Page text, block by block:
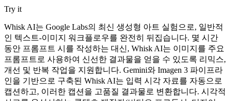
Try it
Whisk AI는 Google Labs의 최신 생성형 아트 실험으로, 일반적
인 텍스트-이미지 워크플로우를 완전히 뒤집습니다. 몇 시간
동안 프롬프트 시를 작성하는 대신, Whisk AI는 이미지를 주요
프롬프트로 사용하여 신선한 결과물을 얻을 수 있도록 리믹스,
개선 및 반복 작업을 지원합니다. Gemini와 Imagen 3 파이프라
인을 기반으로 구축된 Whisk AI는 입력 시각 자료를 자동으로
캡션하고, 이러한 캡션을 고품질 결과물로 변환합니다. 시각적